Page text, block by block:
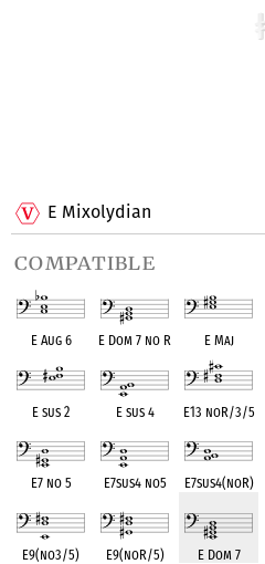
E Mixolydian
compatible
E Aug 6 E Dom 7 no R E Maj
E sus 2 E sus 4 E13 noR/3/5
E7 no 5 E7sus4 no5 E7sus4(noR)
E9(no3/5) E9(noR/5) E Dom 7